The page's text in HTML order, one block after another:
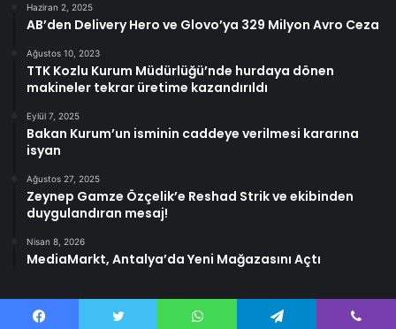
Haziran 2, 2025
AB’den Delivery Hero ve Glovo’ya 329 Milyon Avro Ceza
Ağustos 10, 2023
TTK Kozlu Kurum Müdürlüğü’nde hurdaya dönen
makineler tekrar üretime kazandırıldı
Eylül 7, 2025
Bakan Kurum’un isminin caddeye verilmesi kararına
isyan
Ağustos 27, 2025
Zeynep Gamze Özçelik’e Reshad Strik ve ekibinden
duygulandıran mesaj!
Nisan 8, 2026
MediaMarkt, Antalya’da Yeni Mağazasını Açtı